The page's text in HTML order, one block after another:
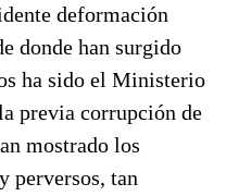
deformación
donde han surgido
ha sido el Ministerio
previa corrupción de
mostrado los
perversos, tan